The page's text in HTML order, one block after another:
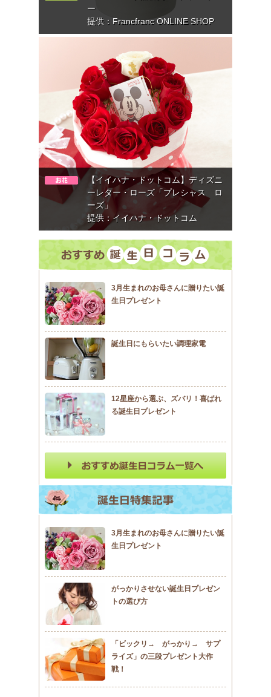
ー
提供：Francfranc ONLINE SHOP
【イイハナ・ドットコム】ディズニ
ーレター・ローズ「プレシャス ロ
ーズ」
提供：イイハナ・ドットコム
3月生まれのお母さんに贈りたい誕
生日プレゼント
誕生日にもらいたい調理家電
12星座から選ぶ、ズバリ！喜ばれ
る誕生日プレゼント
3月生まれのお母さんに贈りたい誕
生日プレゼント
がっかりさせない誕生日プレゼン
トの選び方
「ビックリ→ がっかり→ サプ
ライズ」の三段プレゼント大作
戦！